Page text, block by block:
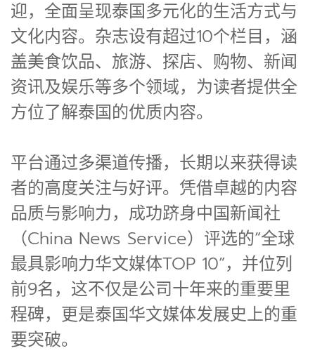
迎，全面呈现泰国多元化的生活方式与
文化内容。杂志设有超过10个栏目，涵
盖美食饮品、旅游、探店、购物、新闻
资讯及娱乐等多个领域，为读者提供全
方位了解泰国的优质内容。
平台通过多渠道传播，长期以来获得读
者的高度关注与好评。凭借卓越的内容
品质与影响力，成功跻身中国新闻社
（China News Service）评选的“全球
最具影响力华文媒体TOP 10”，并位列
前9名，这不仅是公司十年来的重要里
程碑，更是泰国华文媒体发展史上的重
要突破。